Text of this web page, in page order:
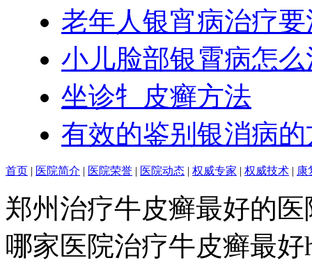
老年人银宵病治疗
小儿脸部银霄病怎么
坐诊牜皮癣方法
有效的鉴别银消病
首页 | 医院简介 | 医院荣誉 | 医院动态 | 权威专家 | 权威技术 | 康
郑州治疗牛皮癣最好的
哪家医院治疗牛皮癣最好